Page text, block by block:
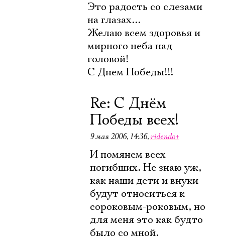
Это радость со слезами
на глазах...
Желаю всем здоровья и
мирного неба над
головой!
С Днем Победы!!!
Re: С Днём
Победы всех!
9 мая 2006, 14:36,ridendo+
И помянем всех
погибших. Не знаю уж,
как наши дети и внуки
будут относиться к
сороковым-роковым, но
для меня это как будто
было со мной.